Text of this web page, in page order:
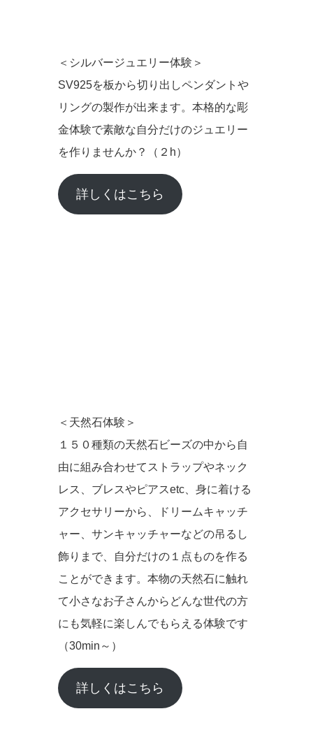
＜シルバージュエリー体験＞
SV925を板から切り出しペンダントや
リングの製作が出来ます。本格的な彫
金体験で素敵な自分だけのジュエリー
を作りませんか？（２h）
詳しくはこちら
＜天然石体験＞
１５０種類の天然石ビーズの中から自
由に組み合わせてストラップやネック
レス、ブレスやピアスetc、身に着ける
アクセサリーから、ドリームキャッチ
ャー、サンキャッチャーなどの吊るし
飾りまで、自分だけの１点ものを作る
ことができます。本物の天然石に触れ
て小さなお子さんからどんな世代の方
にも気軽に楽しんでもらえる体験です
（30min～）
詳しくはこちら